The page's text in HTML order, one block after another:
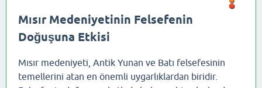
Mısır Medeniyetinin Felsefenin
Doğuşuna Etkisi
Mısır medeniyeti, Antik Yunan ve Batı felsefesinin
temellerini atan en önemli uygarlıklardan biridir.